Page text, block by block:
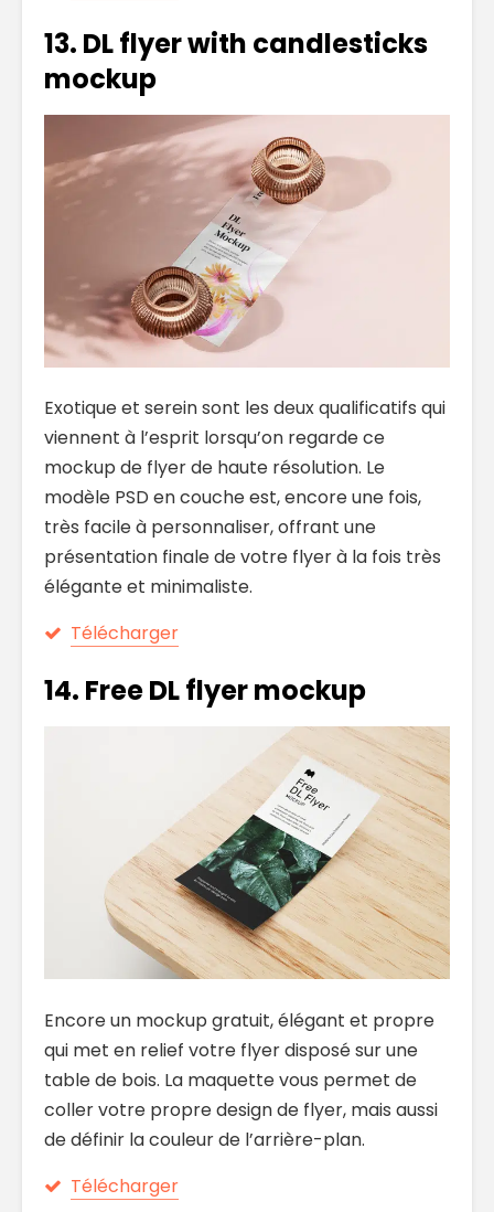
13. DL flyer with candlesticks
mockup
Exotique et serein sont les deux qualificatifs qui
viennent à l’esprit lorsqu’on regarde ce
mockup de flyer de haute résolution. Le
modèle PSD en couche est, encore une fois,
très facile à personnaliser, offrant une
présentation finale de votre flyer à la fois très
élégante et minimaliste.
Télécharger
14. Free DL flyer mockup
Encore un mockup gratuit, élégant et propre
qui met en relief votre flyer disposé sur une
table de bois. La maquette vous permet de
coller votre propre design de flyer, mais aussi
de définir la couleur de l’arrière-plan.
Télécharger